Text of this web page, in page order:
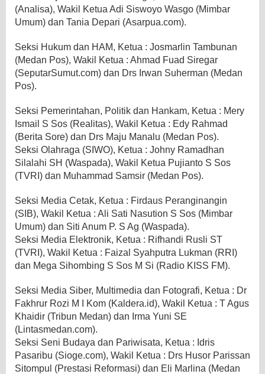
(Analisa), Wakil Ketua Adi Siswoyo Wasgo (Mimbar
Umum) dan Tania Depari (Asarpua.com).
Seksi Hukum dan HAM, Ketua : Josmarlin Tambunan
(Medan Pos), Wakil Ketua : Ahmad Fuad Siregar
(SeputarSumut.com) dan Drs Irwan Suherman (Medan
Pos).
Seksi Pemerintahan, Politik dan Hankam, Ketua : Mery
Ismail S Sos (Realitas), Wakil Ketua : Edy Rahmad
(Berita Sore) dan Drs Maju Manalu (Medan Pos).
Seksi Olahraga (SIWO), Ketua : Johny Ramadhan
Silalahi SH (Waspada), Wakil Ketua Pujianto S Sos
(TVRI) dan Muhammad Samsir (Medan Pos).
Seksi Media Cetak, Ketua : Firdaus Peranginangin
(SIB), Wakil Ketua : Ali Sati Nasution S Sos (Mimbar
Umum) dan Siti Anum P. S Ag (Waspada).
Seksi Media Elektronik, Ketua : Rifhandi Rusli ST
(TVRI), Wakil Ketua : Faizal Syahputra Lukman (RRI)
dan Mega Sihombing S Sos M Si (Radio KISS FM).
Seksi Media Siber, Multimedia dan Fotografi, Ketua : Dr
Fakhrur Rozi M I Kom (Kaldera.id), Wakil Ketua : T Agus
Khaidir (Tribun Medan) dan Irma Yuni SE
(Lintasmedan.com).
Seksi Seni Budaya dan Pariwisata, Ketua : Idris
Pasaribu (Sioge.com), Wakil Ketua : Drs Husor Parissan
Sitompul (Prestasi Reformasi) dan Eli Marlina (Medan